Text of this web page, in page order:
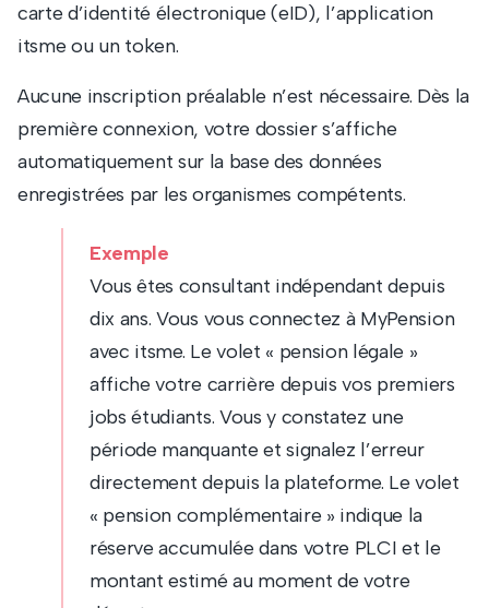
carte d’identité électronique (eID), l’application
itsme ou un token.
Aucune inscription préalable n’est nécessaire. Dès la
première connexion, votre dossier s’affiche
automatiquement sur la base des données
enregistrées par les organismes compétents.
Exemple
Vous êtes consultant indépendant depuis
dix ans. Vous vous connectez à MyPension
avec itsme. Le volet « pension légale »
affiche votre carrière depuis vos premiers
jobs étudiants. Vous y constatez une
période manquante et signalez l’erreur
directement depuis la plateforme. Le volet
« pension complémentaire » indique la
réserve accumulée dans votre PLCI et le
montant estimé au moment de votre